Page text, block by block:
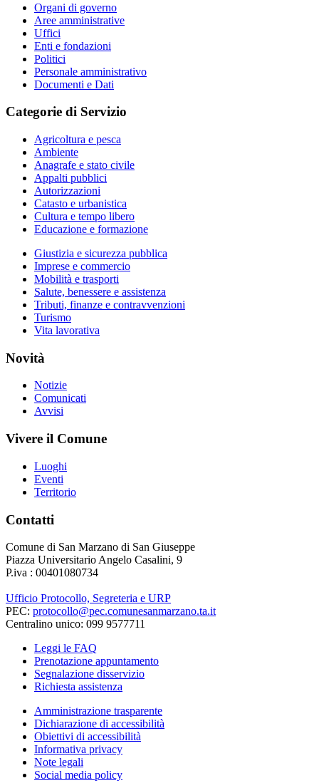
Organi di governo
Aree amministrative
Uffici
Enti e fondazioni
Politici
Personale amministrativo
Documenti e Dati
Categorie di Servizio
Agricoltura e pesca
Ambiente
Anagrafe e stato civile
Appalti pubblici
Autorizzazioni
Catasto e urbanistica
Cultura e tempo libero
Educazione e formazione
Giustizia e sicurezza pubblica
Imprese e commercio
Mobilità e trasporti
Salute, benessere e assistenza
Tributi, finanze e contravvenzioni
Turismo
Vita lavorativa
Novità
Notizie
Comunicati
Avvisi
Vivere il Comune
Luoghi
Eventi
Territorio
Contatti
Comune di San Marzano di San Giuseppe
Piazza Universitario Angelo Casalini, 9
P.iva : 00401080734
Ufficio Protocollo, Segreteria e URP
PEC: protocollo@pec.comunesanmarzano.ta.it
Centralino unico: 099 9577711
Leggi le FAQ
Prenotazione appuntamento
Segnalazione disservizio
Richiesta assistenza
Amministrazione trasparente
Dichiarazione di accessibilità
Obiettivi di accessibilità
Informativa privacy
Note legali
Social media policy